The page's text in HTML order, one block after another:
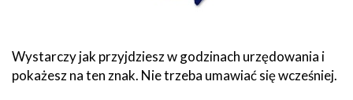
Wystarczy jak przyjdziesz w godzinach urzędowania i
pokażesz na ten znak. Nie trzeba umawiać się wcześniej.